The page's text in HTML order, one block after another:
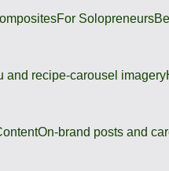
For Solopreneurs
and recipe-carousel imagery
On-brand posts and